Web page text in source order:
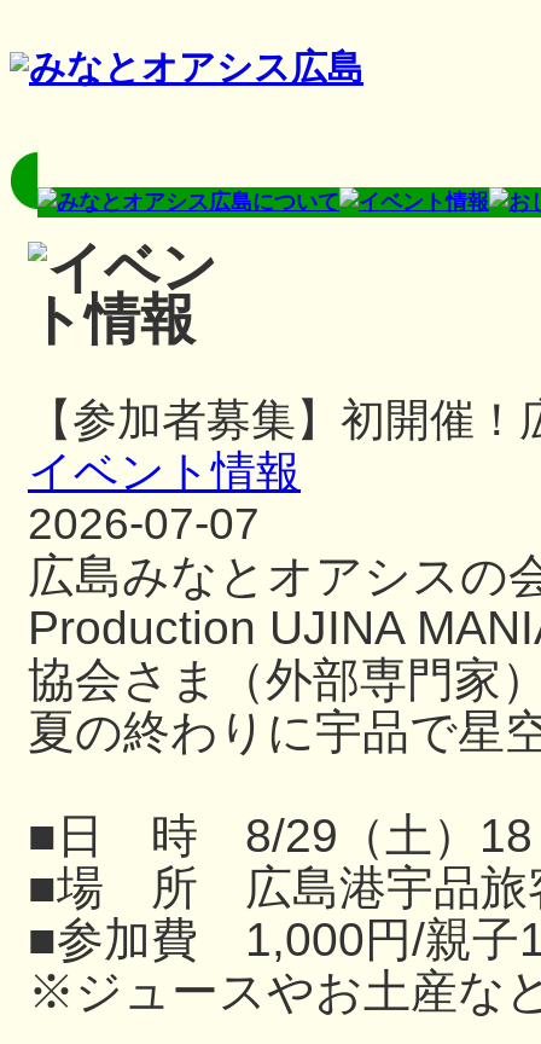
【参加者募集】初開催
イベント情報
2026-07-07
広島みなとオアシスの
Production UJINA
協会さま（外部専門家
夏の終わりに宇品で星
■日 時 8/29（土）18
■場 所 広島港宇品旅
■参加費 1,000円/親子
※ジュースやお土産な